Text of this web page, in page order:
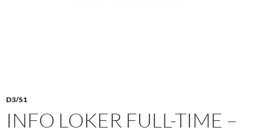
D3/S1
INFO LOKER FULL-TIME –